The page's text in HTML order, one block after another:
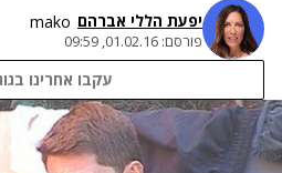
יפעת הללי אברהם mako
פורסם: 01.02.16, 09:59
עקבו אחרינו